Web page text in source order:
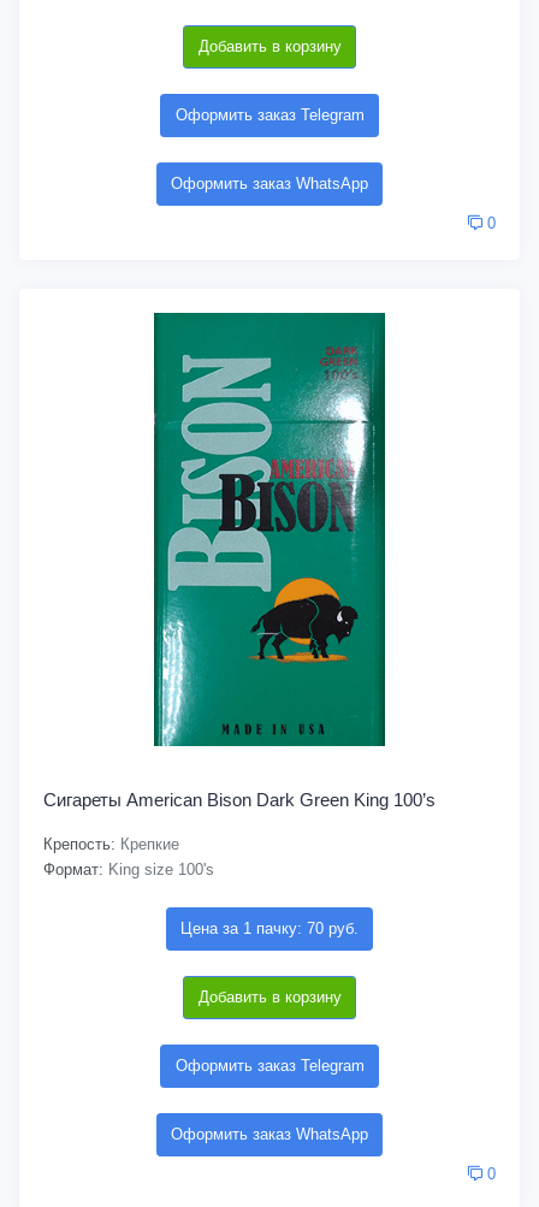
Добавить в корзину
Оформить заказ Telegram
Оформить заказ WhatsApp
0
Сигареты American Bison Dark Green King 100’s
Крепость: Крепкие
Формат: King size 100's
Цена за 1 пачку: 70 руб.
Добавить в корзину
Оформить заказ Telegram
Оформить заказ WhatsApp
0